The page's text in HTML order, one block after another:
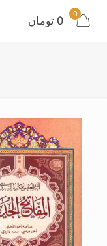
0 0 تومان